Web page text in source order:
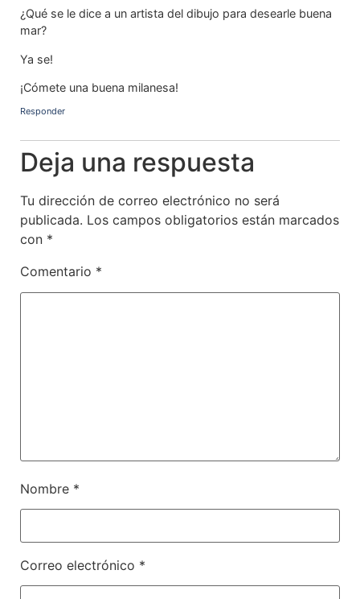
¿Qué se le dice a un artista del dibujo para desearle buena
mar?
Ya se!
¡Cómete una buena milanesa!
Responder
Deja una respuesta
Tu dirección de correo electrónico no será
publicada. Los campos obligatorios están marcados
con *
Comentario *
Nombre *
Correo electrónico *